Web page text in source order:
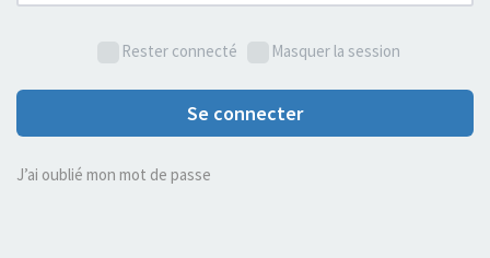
Rester connecté Masquer la session
Se connecter
J’ai oublié mon mot de passe